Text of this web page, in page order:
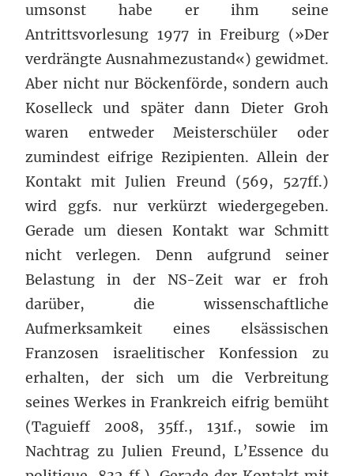
umsonst habe er ihm seine
Antrittsvorlesung 1977 in Freiburg (»Der
verdrängte Ausnahmezustand«) gewidmet.
Aber nicht nur Böckenförde, sondern auch
Koselleck und später dann Dieter Groh
waren entweder Meisterschüler oder
zumindest eifrige Rezipienten. Allein der
Kontakt mit Julien Freund (569, 527ff.)
wird ggfs. nur verkürzt wiedergegeben.
Gerade um diesen Kontakt war Schmitt
nicht verlegen. Denn aufgrund seiner
Belastung in der NS-Zeit war er froh
darüber, die wissenschaftliche
Aufmerksamkeit eines elsässischen
Franzosen israelitischer Konfession zu
erhalten, der sich um die Verbreitung
seines Werkes in Frankreich eifrig bemüht
(Taguieff 2008, 35ff., 131f., sowie im
Nachtrag zu Julien Freund, L’Essence du